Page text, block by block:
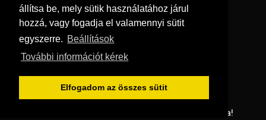
állítsa be, mely sütik használatához járul
hozzá, vagy fogadja el valamennyi sütit
egyszerre. Beállítások
További információt kérek
Elfogadom az összes sütit
Kapcsolat
Letölthető katalógusok
Szállítás és fizetés
Vásárlási feltételek
Minden jog fenntartva!